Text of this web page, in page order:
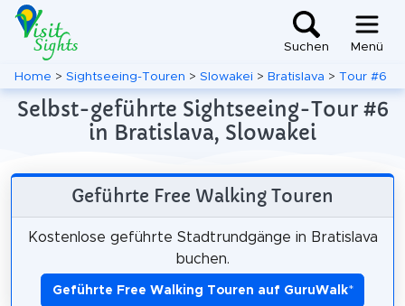
Suchen Menü
Home > Sightseeing-Touren > Slowakei > Bratislava > Tour #6
Selbst-geführte Sightseeing-Tour #6
in Bratislava, Slowakei
Geführte Free Walking Touren
Kostenlose geführte Stadtrundgänge in Bratislava
buchen.
Geführte Free Walking Touren auf GuruWalk*